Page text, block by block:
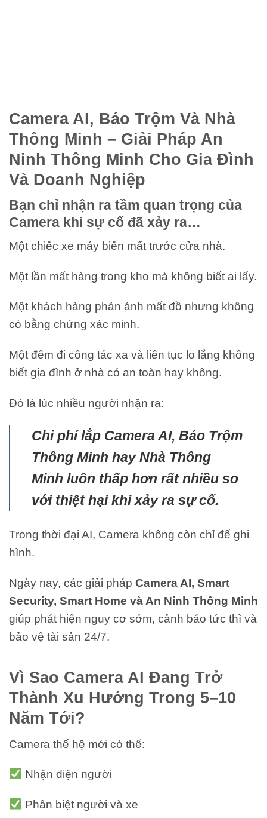
Camera AI, Báo Trộm Và Nhà
Thông Minh – Giải Pháp An
Ninh Thông Minh Cho Gia Đình
Và Doanh Nghiệp
Bạn chỉ nhận ra tầm quan trọng của
Camera khi sự cố đã xảy ra…
Một chiếc xe máy biến mất trước cửa nhà.
Một lần mất hàng trong kho mà không biết ai lấy.
Một khách hàng phản ánh mất đồ nhưng không
có bằng chứng xác minh.
Một đêm đi công tác xa và liên tục lo lắng không
biết gia đình ở nhà có an toàn hay không.
Đó là lúc nhiều người nhận ra:
Chi phí lắp Camera AI, Báo Trộm
Thông Minh hay Nhà Thông
Minh luôn thấp hơn rất nhiều so
với thiệt hại khi xảy ra sự cố.
Trong thời đại AI, Camera không còn chỉ để ghi
hình.
Ngày nay, các giải pháp Camera AI, Smart
Security, Smart Home và An Ninh Thông Minh
giúp phát hiện nguy cơ sớm, cảnh báo tức thì và
bảo vệ tài sản 24/7.
Vì Sao Camera AI Đang Trở
Thành Xu Hướng Trong 5–10
Năm Tới?
Camera thế hệ mới có thể:
Nhận diện người
Phân biệt người và xe